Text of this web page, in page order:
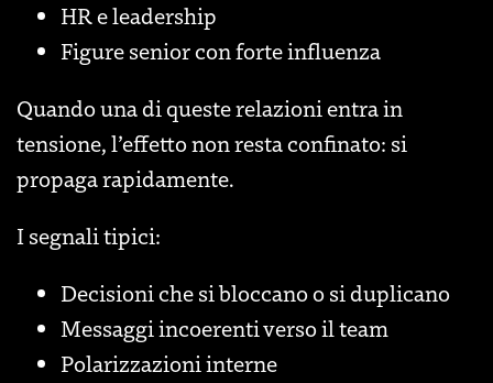
HR e leadership
Figure senior con forte influenza
Quando una di queste relazioni entra in
tensione, l’effetto non resta confinato: si
propaga rapidamente.
I segnali tipici:
Decisioni che si bloccano o si duplicano
Messaggi incoerenti verso il team
Polarizzazioni interne